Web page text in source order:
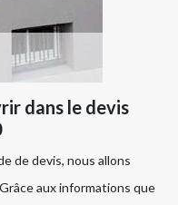
dans le devis
de devis, nous allons
aux informations que